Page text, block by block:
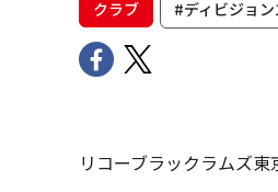
クラブ #ディビジョン
リコーブラックラムズ